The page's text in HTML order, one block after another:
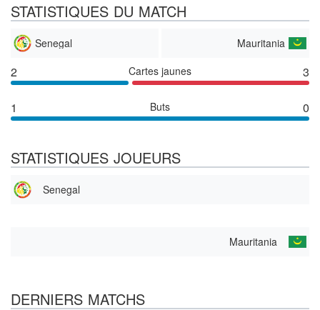
STATISTIQUES DU MATCH
Senegal Mauritania
2 Cartes jaunes 3
1 Buts 0
STATISTIQUES JOUEURS
Senegal
Mauritania
DERNIERS MATCHS